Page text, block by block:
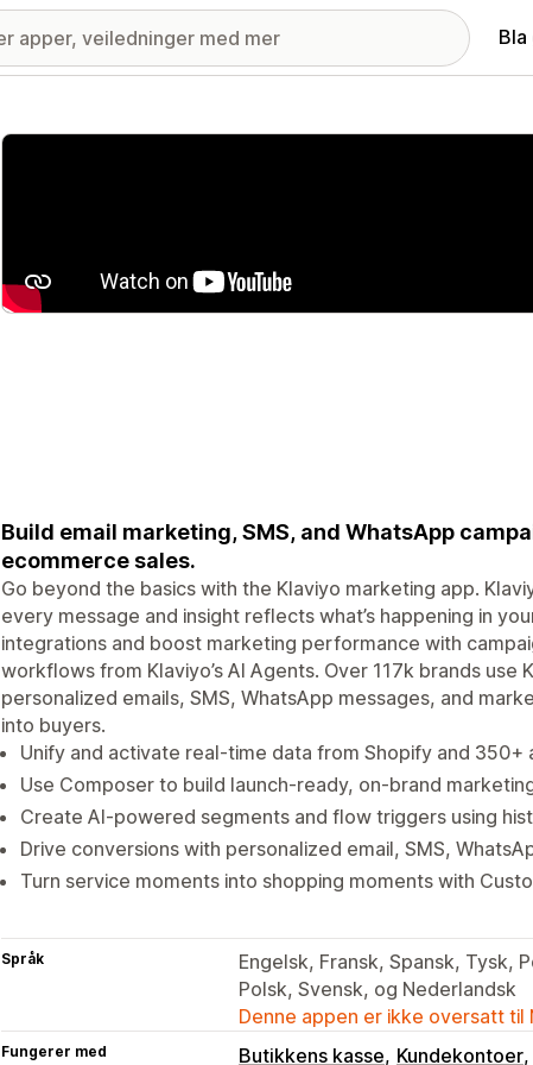
Galleri med fremhevede bilder
Build email marketing, SMS, and WhatsApp
ecommerce sales.
Go beyond the basics with the Klaviyo marketing app.
every message and insight reflects what’s happening in
integrations and boost marketing performance with
workflows from Klaviyo’s AI Agents. Over 117k brands
personalized emails, SMS, WhatsApp messages, and
into buyers.
Unify and activate real-time data from Shopify and 350+
Use Composer to build launch-ready, on-brand
Create AI-powered segments and flow triggers using
Drive conversions with personalized email, SMS,
Turn service moments into shopping moments with
Språk
Engelsk, Fransk, Spansk, Tysk,
Polsk, Svensk, og Nederlandsk
Denne appen er ikke oversatt til
Fungerer med Butikkens kasse Kundekontoer